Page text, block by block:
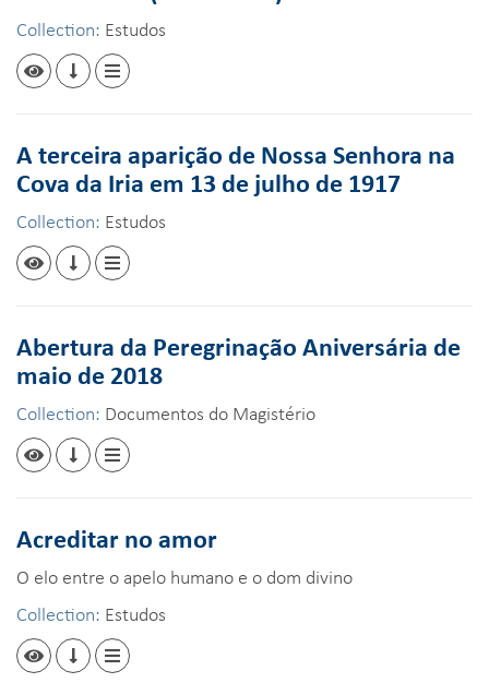
Collection: Estudos
A terceira aparição de Nossa Senhora na
Cova da Iria em 13 de julho de 1917
Collection: Estudos
Abertura da Peregrinação Aniversária de
maio de 2018
Collection: Documentos do Magistério
Acreditar no amor
O elo entre o apelo humano e o dom divino
Collection: Estudos